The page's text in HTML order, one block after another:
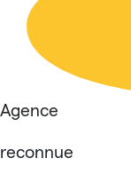
Agence
reconnue